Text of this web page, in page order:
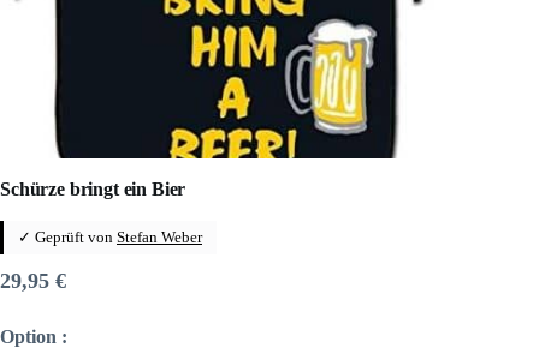
Schürze bringt ein Bier
✓ Geprüft von Stefan Weber
29,95 €
Option :